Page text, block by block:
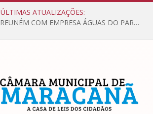
ÚLTIMAS ATUALIZAÇÕES:
VEREADORES SE REUNÉM COM EMPRESA ÁGUAS DO PARÁ, PARA APRESENTAR REIVINDICAÇÕES E MELHORIAS NA QUALIDADE DOS SERVIÇOS OFERECIDOS Á POPULAÇÃO.